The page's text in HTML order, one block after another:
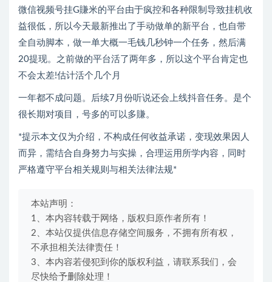
微信视频号挂G賺米的平台由于疯控和各种限制导致挂机收
益很低，所以今天最新推出了手动做单的新平台，也自带
全自动脚本，做一单大概一毛钱几秒钟一个任务，然后满
20提现。之前做的平台活了两年多，所以这个平台肯定也
不会太差!估计活个几个月
一年都不成问题。后续7月份听说还会上线抖音任务。是个
很长期对项目，号多的可以多賺。
*提示本文仅为介绍，不构成任何收益承诺，变现效果因人
而异，需结合自身努力与实操，合理运用所学内容，同时
严格遵守平台相关规则与相关法律法规*
本站声明：
1、本内容转载于网络，版权归原作者所有！
2、本站仅提供信息存储空间服务，不拥有所有权，
不承担相关法律责任！
3、本内容若侵犯到你的版权利益，请联系我们，会
尽快给予删除处理！